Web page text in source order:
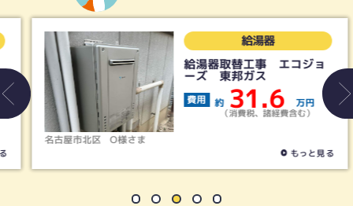
名古屋市北区 O様さま
給湯器
給湯器取替工事 エコジョ
ーズ 東邦ガス
費用 約 31.6 万円
（消費税、諸経費含む）
もっと見る